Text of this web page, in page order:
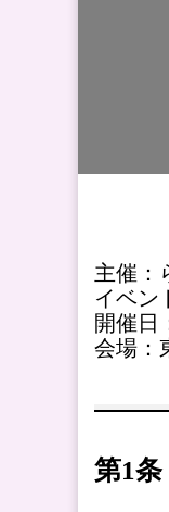
主催：
イベン
開催日
会場：
第1条